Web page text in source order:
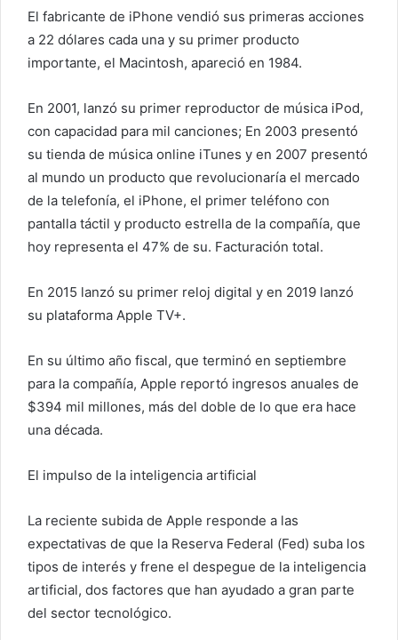
El fabricante de iPhone vendió sus primeras acciones
a 22 dólares cada una y su primer producto
importante, el Macintosh, apareció en 1984.
En 2001, lanzó su primer reproductor de música iPod,
con capacidad para mil canciones; En 2003 presentó
su tienda de música online iTunes y en 2007 presentó
al mundo un producto que revolucionaría el mercado
de la telefonía, el iPhone, el primer teléfono con
pantalla táctil y producto estrella de la compañía, que
hoy representa el 47% de su. Facturación total.
En 2015 lanzó su primer reloj digital y en 2019 lanzó
su plataforma Apple TV+.
En su último año fiscal, que terminó en septiembre
para la compañía, Apple reportó ingresos anuales de
$394 mil millones, más del doble de lo que era hace
una década.
El impulso de la inteligencia artificial
La reciente subida de Apple responde a las
expectativas de que la Reserva Federal (Fed) suba los
tipos de interés y frene el despegue de la inteligencia
artificial, dos factores que han ayudado a gran parte
del sector tecnológico.